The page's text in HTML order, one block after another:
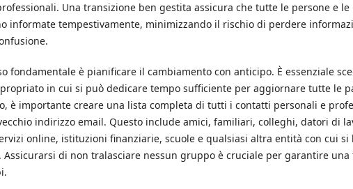
Una transizione ben gestita assicura che tutte le persone e le
informate tempestivamente, minimizzando il rischio di perdere
fondamentale è pianificare il cambiamento con anticipo. È essenziale
in cui si può dedicare tempo sufficiente per aggiornare tutte le
è importante creare una lista completa di tutti i contatti personali e
indirizzo email. Questo include amici, familiari, colleghi, datori di
online, istituzioni finanziarie, scuole e qualsiasi altra entità con cui
Assicurarsi di non tralasciare nessun gruppo è cruciale per garantire una